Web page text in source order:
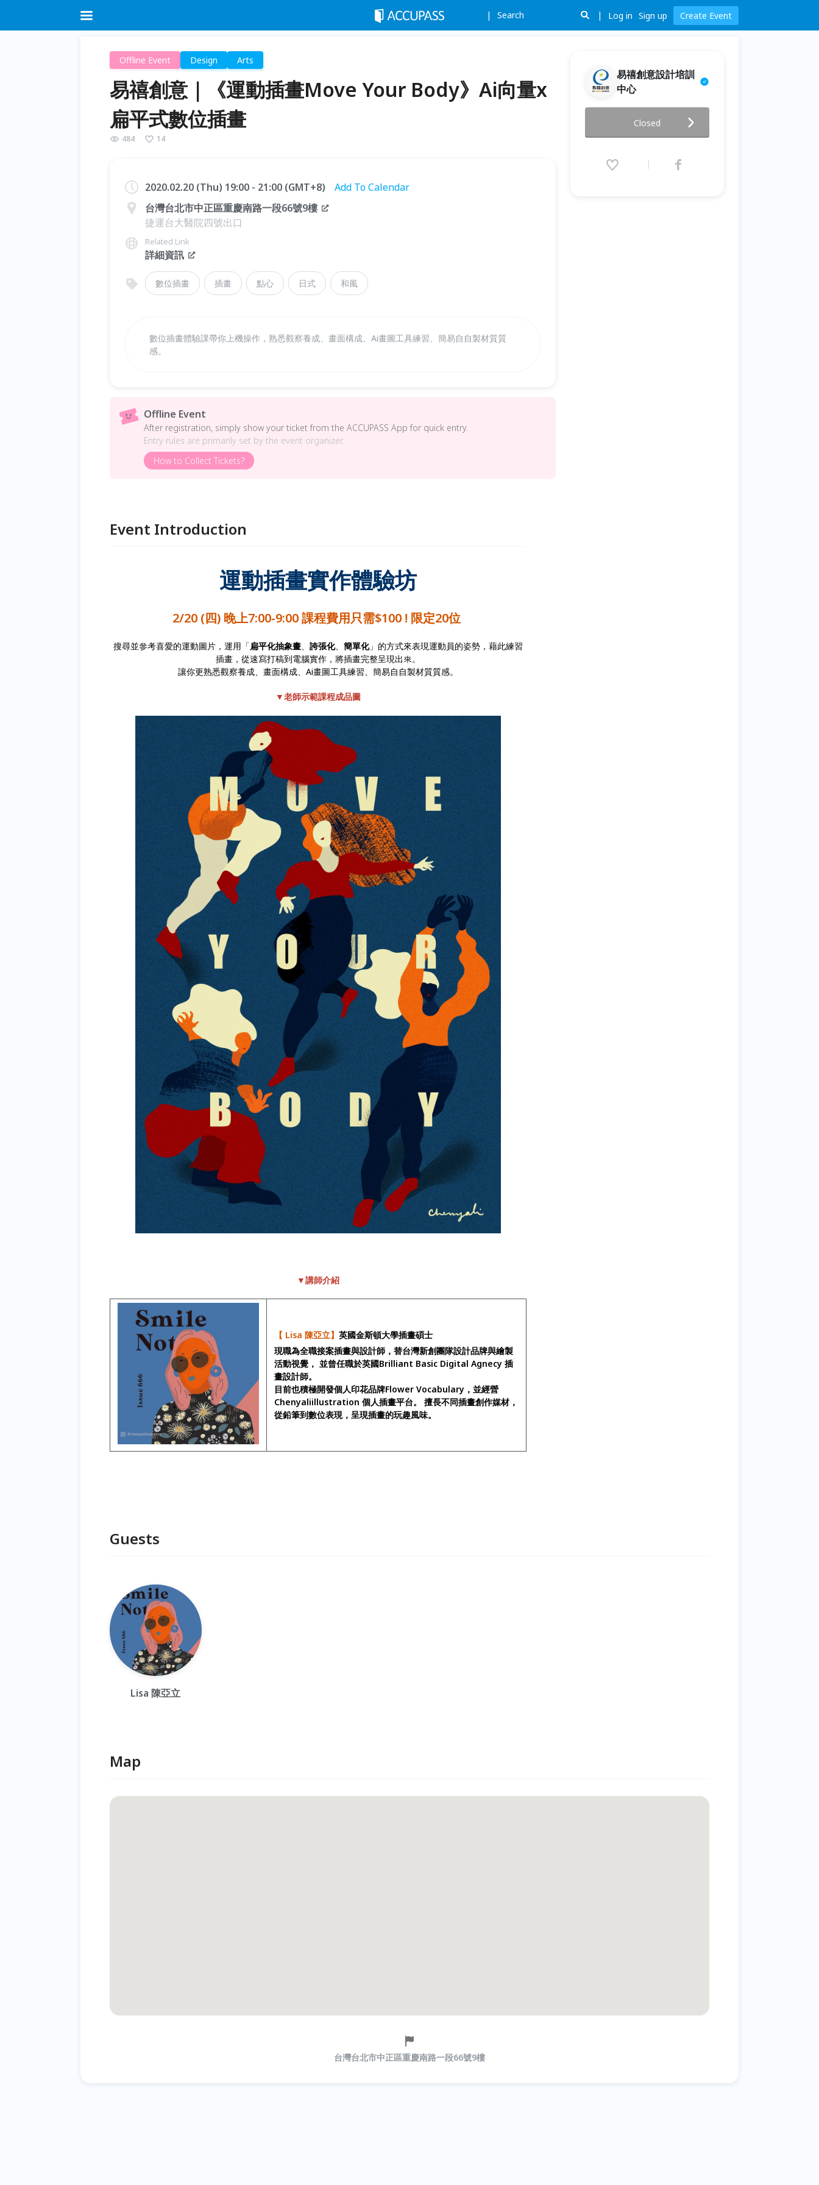
Search Log in Sign up Create Event
Offline Event Design Arts
易禧創意｜《運動插畫Move Your Body》Ai向量x
扁平式數位插畫
484 14
2020.02.20 (Thu) 19:00 - 21:00 (GMT+8)
Add To Calendar
台灣台北市中正區重慶南路一段66號9樓
捷運台大醫院四號出口
Related Link
詳細資訊
數位插畫 插畫 點心 日式 和風
數位插畫體驗課帶你上機操作，熟悉觀察養成、畫⾯構成、Ai畫圖⼯具練習、簡易⾃自製材質質
感。
Offline Event
After registration, simply show your ticket from the ACCUPASS App for quick entry.
Entry rules are primarily set by the event organizer.
How to Collect Tickets?
Event Introduction
運動插畫實作體驗坊
2/20 (四) 晚上7:00-9:00 課程費用只需$100 ! 限定20位
搜尋並參考喜愛的運動圖片，運⽤「扁平化抽象畫、 誇張化、 簡單化」的方式來表現運動員的姿勢，藉此練習
插畫，從速寫打稿到電腦實作，將插畫完整呈現出來。
讓你更熟悉觀察養成、畫⾯構成、Ai畫圖⼯具練習、簡易⾃自製材質質感。
▼老師示範課程成品圖
▼講師介紹
【 Lisa 陳亞立】 英國金斯頓大學插畫碩士
現職為全職接案插畫與設計師，替台灣新創團隊設計品牌與繪製
活動視覺， 並曾任職於英國Brilliant Basic Digital Agnecy 插
畫設計師。
目前也積極開發個人印花品牌Flower Vocabulary，並經營
Chenyaliillustration 個人插畫平台。 擅長不同插畫創作媒材，
從鉛筆到數位表現，呈現插畫的玩趣風味。
易禧創意設計培訓
中心
Your Body》Ai向量x扁平式數位
插畫
(GMT+8)
Closed
Guests
Lisa 陳亞立
Map
台灣台北市中正區重慶南路一段66號9樓